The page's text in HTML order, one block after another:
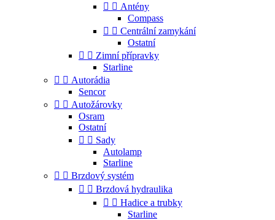
  Antény
Compass
  Centrální zamykání
Ostatní
  Zimní přípravky
Starline
  Autorádia
Sencor
  Autožárovky
Osram
Ostatní
  Sady
Autolamp
Starline
  Brzdový systém
  Brzdová hydraulika
  Hadice a trubky
Starline